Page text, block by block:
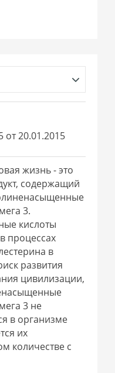
от 20.01.2015
жизнь - это
содержащий
3.
кислоты
процессах
в
развития
цивилизации,
3 не
в организме
их
количестве с